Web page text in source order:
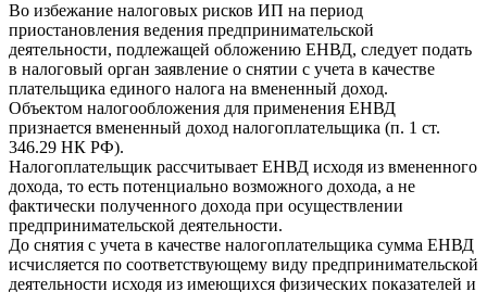
Во избежание налоговых рисков ИП на период
приостановления ведения предпринимательской
деятельности, подлежащей обложению ЕНВД, следует подать
в налоговый орган заявление о снятии с учета в качестве
плательщика единого налога на вмененный доход.
Объектом налогообложения для применения ЕНВД
признается вмененный доход налогоплательщика (п. 1 ст.
346.29 НК РФ).
Налогоплательщик рассчитывает ЕНВД исходя из вмененного
дохода, то есть потенциально возможного дохода, а не
фактически полученного дохода при осуществлении
предпринимательской деятельности.
До снятия с учета в качестве налогоплательщика сумма ЕНВД
исчисляется по соответствующему виду предпринимательской
деятельности исходя из имеющихся физических показателей и